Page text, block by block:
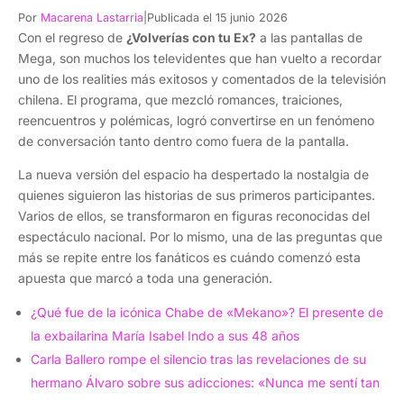
Por Macarena Lastarria Publicada el 15 junio 2026
Con el regreso de ¿Volverías con tu Ex? a las pantallas de
Mega, son muchos los televidentes que han vuelto a recordar
uno de los realities más exitosos y comentados de la televisión
chilena. El programa, que mezcló romances, traiciones,
reencuentros y polémicas, logró convertirse en un fenómeno
de conversación tanto dentro como fuera de la pantalla.
La nueva versión del espacio ha despertado la nostalgia de
quienes siguieron las historias de sus primeros participantes.
Varios de ellos, se transformaron en figuras reconocidas del
espectáculo nacional. Por lo mismo, una de las preguntas que
más se repite entre los fanáticos es cuándo comenzó esta
apuesta que marcó a toda una generación.
¿Qué fue de la icónica Chabe de «Mekano»? El presente de
la exbailarina María Isabel Indo a sus 48 años
Carla Ballero rompe el silencio tras las revelaciones de su
hermano Álvaro sobre sus adicciones: «Nunca me sentí tan